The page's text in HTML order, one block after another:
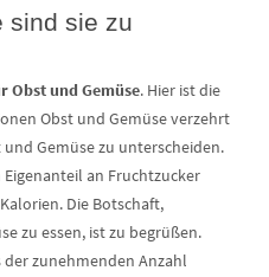
sind sie zu
Obst und Gemüse. Hier ist die
Obst und Gemüse verzehrt
Gemüse zu unterscheiden.
an Fruchtzucker
Die Botschaft,
zu essen, ist zu begrüßen.
zunehmenden Anzahl